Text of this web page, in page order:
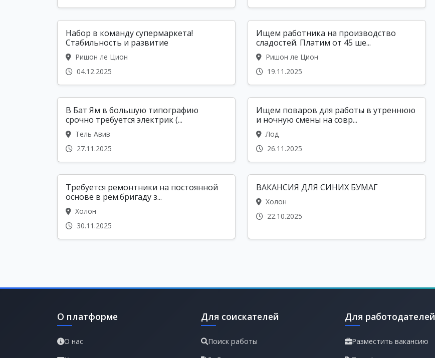
Набор в команду супермаркета!
Стабильность и развитие
Ришон ле Цион
04.12.2025
Ищем работника на производство
сладостей. Платим от 45 ше...
Ришон ле Цион
19.11.2025
В Бат Ям в большую типографию
срочно требуется электрик (...
Тель Авив
27.11.2025
Ищем поваров для работы в утреннюю
и ночную смены на совр...
Лод
26.11.2025
Требуется ремонтники на постоянной
основе в рем.бригаду з...
Холон
30.11.2025
ВАКАНСИЯ ДЛЯ СИНИХ БУМАГ
Холон
22.10.2025
О платформе
О нас
Для соискателей
Поиск работы
Для работодателей
Разместить вакансию